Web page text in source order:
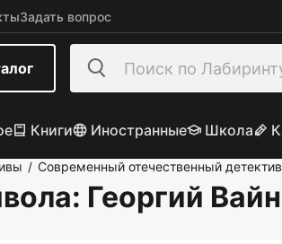
Задать вопрос
Книги Иностранные Школа
/ Современный отечественный детектив
: Георгий